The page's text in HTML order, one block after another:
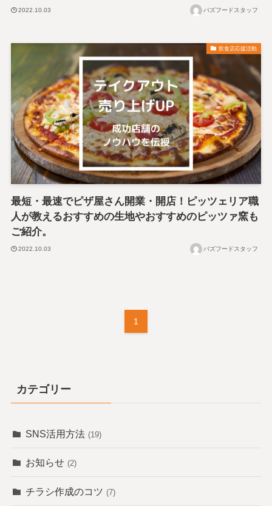
2022.10.03 バズフードスタッフ
飲食店応援活動
最短・最速でピザ屋さん開業・開店！ピッツェリア職
人が教えるおすすめの生地やおすすめのピッツァ窯も
ご紹介。
2022.10.03 バズフードスタッフ
1
カテゴリー
SNS活用方法 (19)
お知らせ (2)
チラシ作成のコツ (7)